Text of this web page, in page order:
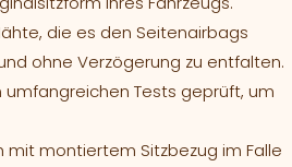
die es den Seitenairbags
ohne Verzögerung zu entfalten.
Tests geprüft, um
mit montiertem Sitzbezug im Falle